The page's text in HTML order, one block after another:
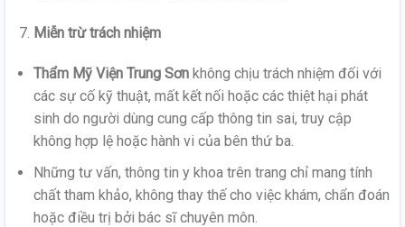
Miễn trừ trách nhiệm
Thẩm Mỹ Viện Trung Sơnkhông chịu trách nhiệm đối với
các sự cố kỹ thuật, mất kết nối hoặc các thiệt hại phát
sinh do người dùng cung cấp thông tin sai, truy cập
không hợp lệ hoặc hành vi của bên thứ ba.
Những tư vấn, thông tin y khoa trên trang chỉ mang tính
chất tham khảo, không thay thế cho việc khám, chẩn đoán
hoặc điều trị bởi bác sĩ chuyên môn.